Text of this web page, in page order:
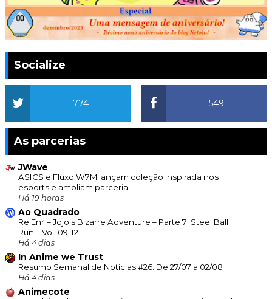
Socialize
549
774
As parcerias
JWave
ASICS e Fluxo W7M lançam coleção inspirada nos
esports e ampliam parceria
Há 19 horas
Ao Quadrado
Re:En² – Jojo’s Bizarre Adventure – Parte 7: Steel Ball
Run – Vol. 09-12
Há 4 dias
In Anime we Trust
Resumo Semanal de Notícias #26: De 27/07 a 02/08
Há 4 dias
Animecote